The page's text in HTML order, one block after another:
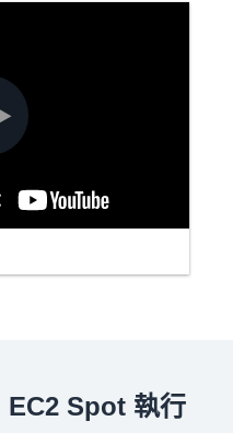
Spot 執行